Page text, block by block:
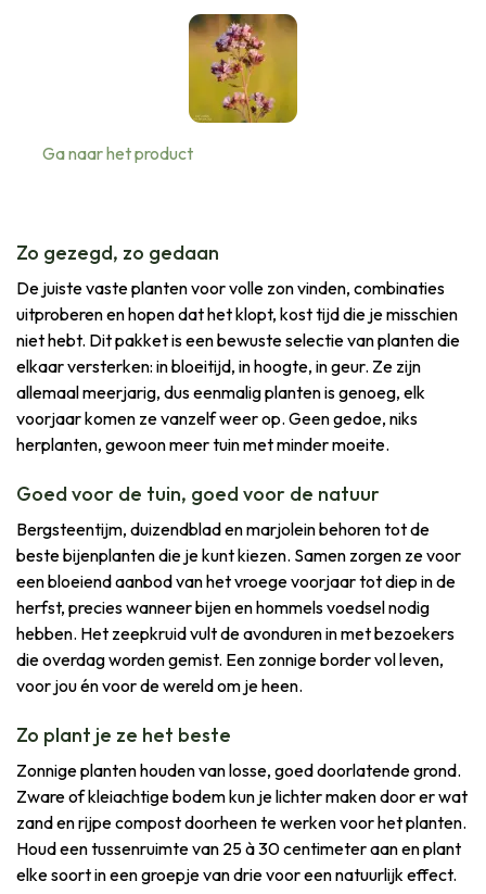
Ga naar het product
Zo gezegd, zo gedaan
De juiste vaste planten voor volle zon vinden, combinaties
uitproberen en hopen dat het klopt, kost tijd die je misschien
niet hebt. Dit pakket is een bewuste selectie van planten die
elkaar versterken: in bloeitijd, in hoogte, in geur. Ze zijn
allemaal meerjarig, dus eenmalig planten is genoeg, elk
voorjaar komen ze vanzelf weer op. Geen gedoe, niks
herplanten, gewoon meer tuin met minder moeite.
Goed voor de tuin, goed voor de natuur
Bergsteentijm, duizendblad en marjolein behoren tot de
beste bijenplanten die je kunt kiezen. Samen zorgen ze voor
een bloeiend aanbod van het vroege voorjaar tot diep in de
herfst, precies wanneer bijen en hommels voedsel nodig
hebben. Het zeepkruid vult de avonduren in met bezoekers
die overdag worden gemist. Een zonnige border vol leven,
voor jou én voor de wereld om je heen.
Zo plant je ze het beste
Zonnige planten houden van losse, goed doorlatende grond.
Zware of kleiachtige bodem kun je lichter maken door er wat
zand en rijpe compost doorheen te werken voor het planten.
Houd een tussenruimte van 25 à 30 centimeter aan en plant
elke soort in een groepje van drie voor een natuurlijk effect.